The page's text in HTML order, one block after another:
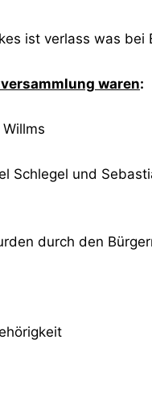
ist verlass was
waren:
Schlegel und
durch den